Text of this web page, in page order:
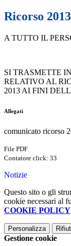
Ricorso 2013
A TUTTO IL
SI TRASMETTE
RELATIVO AL
2013 AI FINI
Allegati
comunicato ricorso
File PDF
Contatore click: 33
Notizie
Questo sito o gli
cookie necessari al
COOKIE POLICY
Personalizza
Gestione cookie